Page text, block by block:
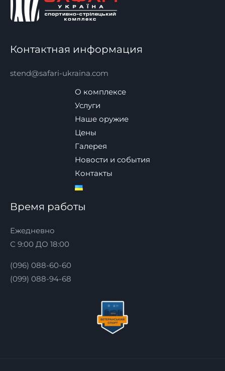
Контактная информация
stend@safari-ukraina.com
О комплексе
Услуги
Наше оружие
Цены
Галерея
Новости и события
Контакты
Время работы
Ежедневно
С 9:00 ДО 18:00
(096) 088-60-60
(099) 088-94-68